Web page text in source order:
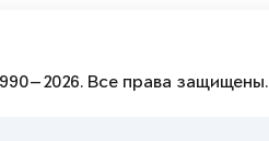
Все права защищены.